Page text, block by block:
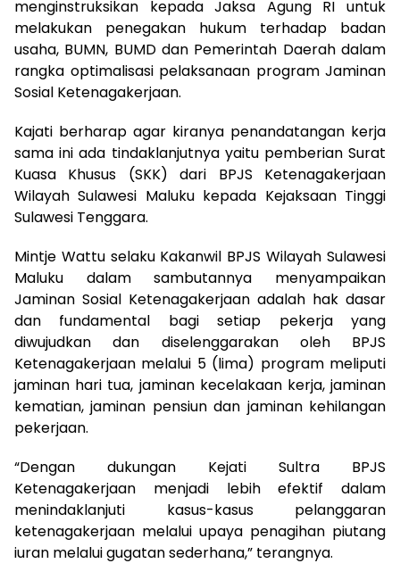
menginstruksikan kepada Jaksa Agung RI untuk
melakukan penegakan hukum terhadap badan
usaha, BUMN, BUMD dan Pemerintah Daerah dalam
rangka optimalisasi pelaksanaan program Jaminan
Sosial Ketenagakerjaan.
Kajati berharap agar kiranya penandatangan kerja
sama ini ada tindaklanjutnya yaitu pemberian Surat
Kuasa Khusus (SKK) dari BPJS Ketenagakerjaan
Wilayah Sulawesi Maluku kepada Kejaksaan Tinggi
Sulawesi Tenggara.
Mintje Wattu selaku Kakanwil BPJS Wilayah Sulawesi
Maluku dalam sambutannya menyampaikan
Jaminan Sosial Ketenagakerjaan adalah hak dasar
dan fundamental bagi setiap pekerja yang
diwujudkan dan diselenggarakan oleh BPJS
Ketenagakerjaan melalui 5 (lima) program meliputi
jaminan hari tua, jaminan kecelakaan kerja, jaminan
kematian, jaminan pensiun dan jaminan kehilangan
pekerjaan.
“Dengan dukungan Kejati Sultra BPJS
Ketenagakerjaan menjadi lebih efektif dalam
menindaklanjuti kasus-kasus pelanggaran
ketenagakerjaan melalui upaya penagihan piutang
iuran melalui gugatan sederhana,” terangnya.